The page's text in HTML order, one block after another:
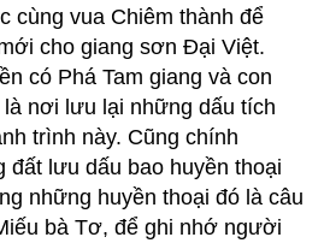
cùng vua Chiêm thành để
cho giang sơn Đại Việt.
có Phá Tam giang và con
nơi lưu lại những dấu tích
trình này. Cũng chính
đất lưu dấu bao huyền thoại
những huyền thoại đó là câu
bà Tơ, để ghi nhớ người